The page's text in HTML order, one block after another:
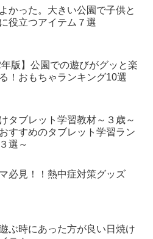
かった。大きい公園で子供と
役立つアイテム７選
年版】公園での遊びがグッと楽
！おもちゃランキング10選
タブレット学習教材～３歳～
すすめのタブレット学習ラン
選～
必見！！熱中症対策グッズ
ぶ時にあった方が良い日焼け